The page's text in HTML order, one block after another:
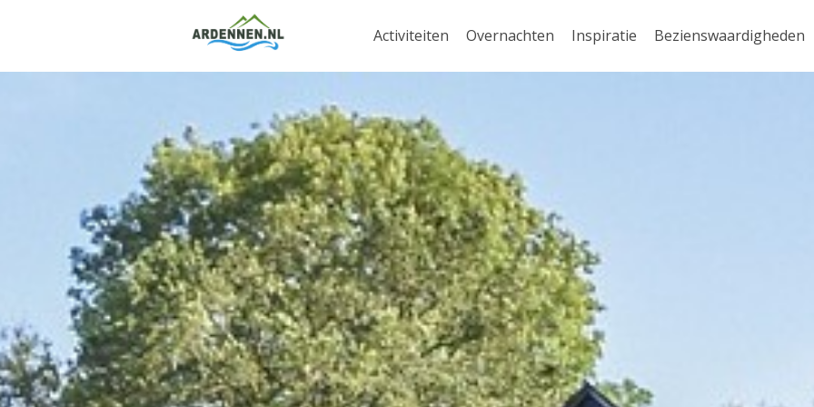
Activiteiten Overnachten Inspiratie Bezienswaardigheden